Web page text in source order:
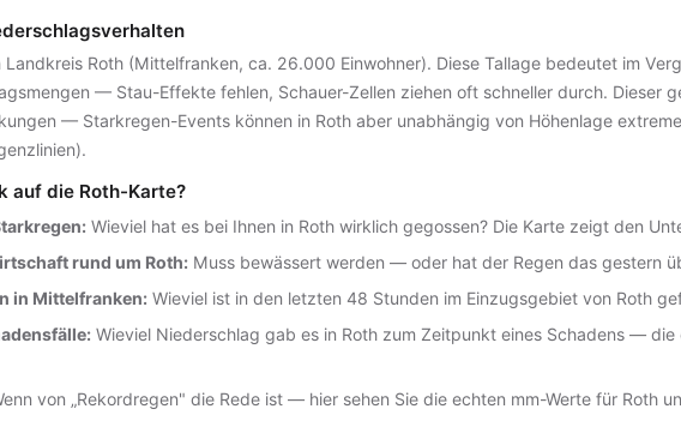
Landkreis Roth (Mittelfranken, ca. 26.000 Einwohner). Diese Tallage bedeutet im
— Stau-Effekte fehlen, Schauer-Zellen ziehen oft schneller durch. Dieser
— Starkregen-Events können in Roth aber unabhängig von Höhenlage
auf die Roth-Karte?
Wieviel hat es bei Ihnen in Roth wirklich gegossen? Die Karte zeigt den
rund um Roth: Muss bewässert werden — oder hat der Regen das gestern
in Mittelfranken: Wieviel ist in den letzten 48 Stunden im Einzugsgebiet von Roth
Wieviel Niederschlag gab es in Roth zum Zeitpunkt eines Schadens — die
von „Rekordregen" die Rede ist — hier sehen Sie die echten mm-Werte für Roth